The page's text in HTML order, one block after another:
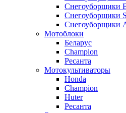
Снегоуборщики
Снегоуборщики
Снегоуборщики
Мотоблоки
Беларус
Champion
Ресанта
Мотокультиваторы
Honda
Champion
Huter
Ресанта